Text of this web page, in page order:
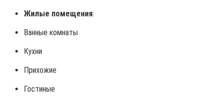
Жилые помещения:
Ванные комнаты
Кухни
Прихожие
Гостиные